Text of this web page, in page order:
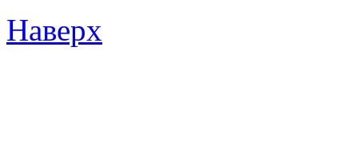
Наверх